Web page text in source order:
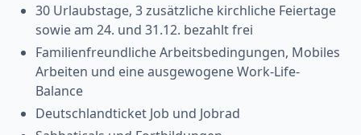
30 Urlaubstage, 3 zusätzliche kirchliche Feiertage
sowie am 24. und 31.12. bezahlt frei
Familienfreundliche Arbeitsbedingungen, Mobiles
Arbeiten und eine ausgewogene Work-Life-
Balance
Deutschlandticket Job und Jobrad